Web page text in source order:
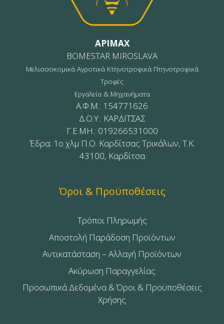
APIMAX
BOMESTAR MIROSLAVA
Μελισσοκομικά Αγροτικά Κτηνοτροφικά Πτηνοτροφικά
Τροφές
Εργαλεία & Μηχανήματα
Α.Φ.Μ.: 154771626
Δ.Ο.Υ.: ΚΑΡΔΙΤΣΑΣ
Γ.Ε.ΜΗ.: 019266531000
Έδρα: 1ο χλμ Π.Ο. Καρδίτσας Τρικάλων, Τ.Κ.
43100, Καρδίτσα
Όροι & Προϋποθέσεις
Τρόποι Πληρωμής
Αποστολή Παράδοση Προϊόντων
Αντικατάσταση – Αλλαγή Προϊόντων
Ακύρωση Παραγγελίας
Προσωπικά Δεδομένα & Όροι & Προϋποθέσεις
Χρήσης